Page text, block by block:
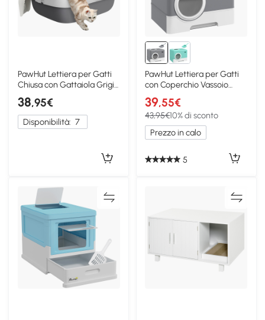
PawHut Lettiera per Gatti
Chiusa con Gattaiola Grigio
e Bianco
38,95€
Disponibilità: 7
PawHut Lettiera per Gatti
con Coperchio Vassoio
Estraibile Grigio
39,55€
43,95€10% di sconto
Prezzo in calo
5